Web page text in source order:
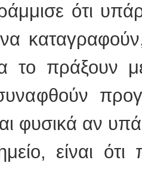
ότι
το πράξουν
φυσικά αν
είναι